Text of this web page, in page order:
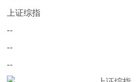
上证综指
--
--
--